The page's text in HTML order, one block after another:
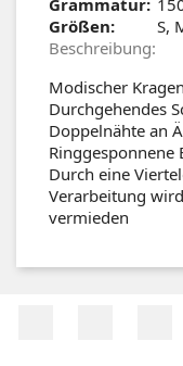
Grammatur:
Größen:
S,
Beschreibung:
Modischer
Durchgehendes
Doppelnähte an
Ringgesponnene
Durch eine
Verarbeitung
vermieden